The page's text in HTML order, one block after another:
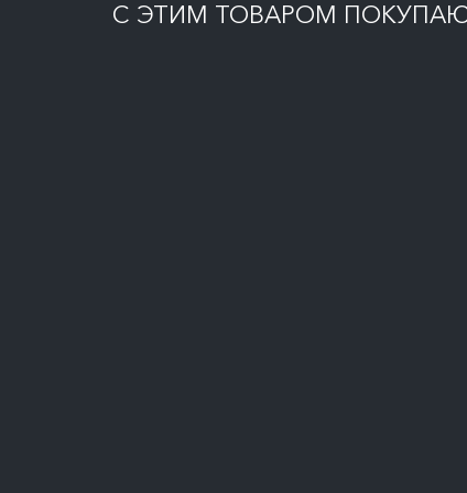
С ЭТИМ ТОВАРОМ